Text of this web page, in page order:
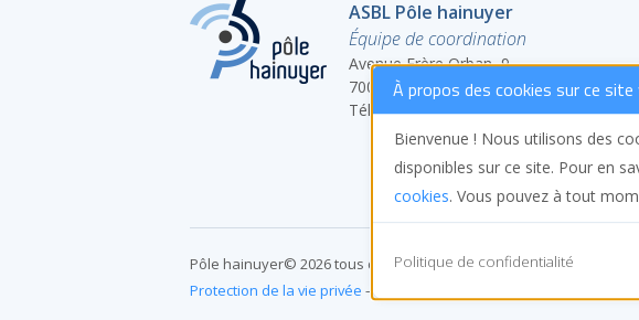
À propos des cookies sur ce site
Bienvenue ! Nous utilisons des
disponibles sur ce site. Pour en
cookies. Vous pouvez à tout
Politique de confidentialité
ASBL Pôle hainuyer
Équipe de coordination
Avenue Frère Orban, 9
7000 Mons
Tél : 065/55.20.22
Pôle hainuyer© 2026 tous droits réservés
Protection de la vie privée –